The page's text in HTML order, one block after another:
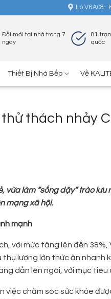
Lô V6A08-
81
quốc
Đổi mới tại nhà trong 7
ngày
Thiết Bị Nhà Bếp Về
thách nhảy
vừa làm “sống dậy” trào
mạng xã hội.
mạnh
với mức tăng lên đến
lượng lớn thức ăn nhanh
dần lên ngôi, với mục tiêu
chăm sóc sức khỏe